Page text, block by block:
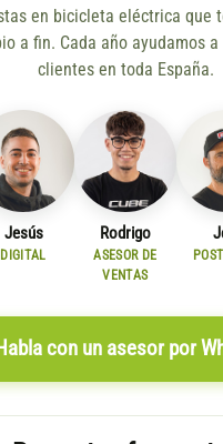
en bicicleta eléctrica que
a fin. Cada año ayudamos a
clientes en toda España.
Jesús
DIGITAL
Rodrigo
ASESOR DE
VENTAS
Habla con un asesor por